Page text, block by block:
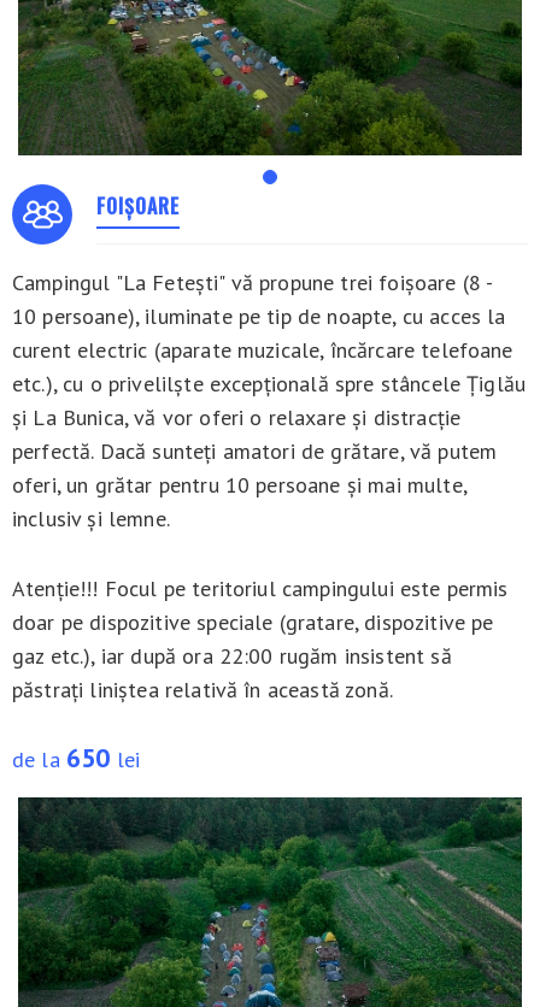
FOIȘOARE
Campingul "La Fetești" vă propune trei foișoare (8 -
10 persoane), iluminate pe tip de noapte, cu acces la
curent electric (aparate muzicale, încărcare telefoane
etc.), cu o privelilște excepțională spre stâncele Țiglău
și La Bunica, vă vor oferi o relaxare și distracție
perfectă. Dacă sunteți amatori de grătare, vă putem
oferi, un grătar pentru 10 persoane și mai multe,
inclusiv și lemne.
Atenție!!! Focul pe teritoriul campingului este permis
doar pe dispozitive speciale (gratare, dispozitive pe
gaz etc.), iar după ora 22:00 rugăm insistent să
păstrați liniștea relativă în această zonă.
de la 650 lei